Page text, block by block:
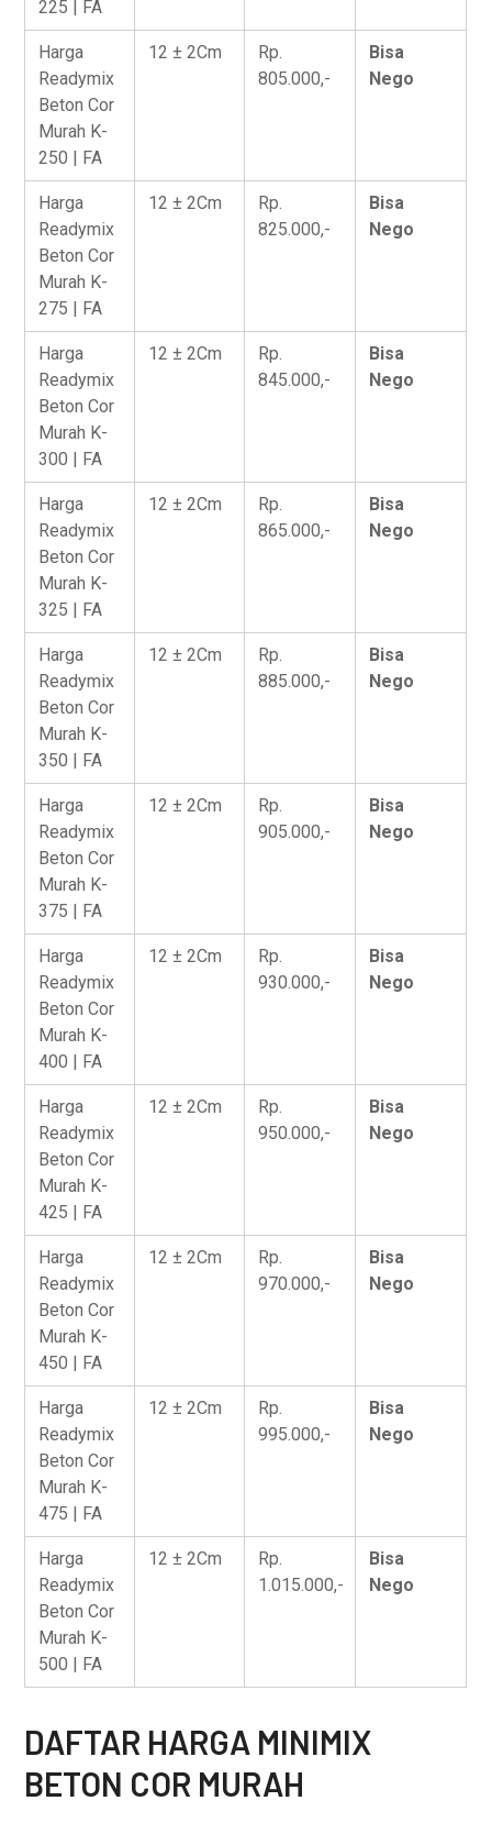
225 | FA
Harga
Readymix
Beton Cor
Murah K-
250 | FA
12 ± 2Cm
Rp.
805.000,-
Bisa
Nego
Harga
Readymix
Beton Cor
Murah K-
275 | FA
12 ± 2Cm
Rp.
825.000,-
Bisa
Nego
Harga
Readymix
Beton Cor
Murah K-
300 | FA
12 ± 2Cm
Rp.
845.000,-
Bisa
Nego
Harga
Readymix
Beton Cor
Murah K-
325 | FA
12 ± 2Cm
Rp.
865.000,-
Bisa
Nego
Harga
Readymix
Beton Cor
Murah K-
350 | FA
12 ± 2Cm
Rp.
885.000,-
Bisa
Nego
Harga
Readymix
Beton Cor
Murah K-
375 | FA
12 ± 2Cm
Rp.
905.000,-
Bisa
Nego
Harga
Readymix
Beton Cor
Murah K-
400 | FA
12 ± 2Cm
Rp.
930.000,-
Bisa
Nego
Harga
Readymix
Beton Cor
Murah K-
425 | FA
12 ± 2Cm
Rp.
950.000,-
Bisa
Nego
Harga
Readymix
Beton Cor
Murah K-
450 | FA
12 ± 2Cm
Rp.
970.000,-
Bisa
Nego
Harga
Readymix
Beton Cor
Murah K-
475 | FA
12 ± 2Cm
Rp.
995.000,-
Bisa
Nego
Harga
Readymix
Beton Cor
Murah K-
500 | FA
12 ± 2Cm
Rp.
1.015.000,-
Bisa
Nego
DAFTAR HARGA MINIMIX
BETON COR MURAH